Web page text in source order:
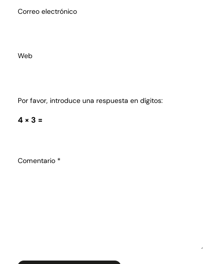
Correo electrónico
Web
Por favor, introduce una respuesta en dígitos:
4 × 3 =
Comentario *